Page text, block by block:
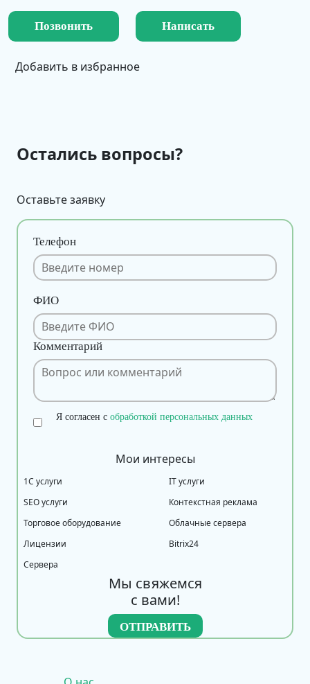
Позвонить Написать
Добавить в избранное
Остались вопросы?
Оставьте заявку
Телефон
ФИО
Комментарий
Я согласен с обработкой персональных данных
Мои интересы
1С услуги
IT услуги
SEO услуги
Контекстная реклама
Торговое оборудование
Облачные сервера
Лицензии
Bitrix24
Сервера
Мы свяжемся
с вами!